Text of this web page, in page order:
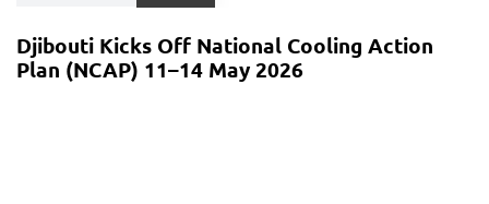
Djibouti Kicks Off National Cooling Action
Plan (NCAP) 11–14 May 2026